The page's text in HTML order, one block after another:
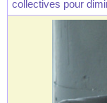
collectives pour